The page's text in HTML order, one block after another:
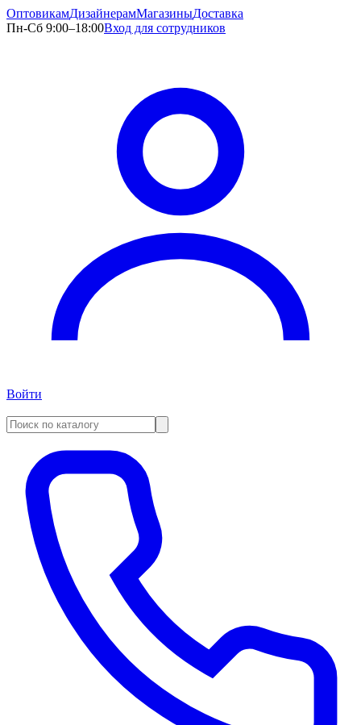
ОптовикамДизайнерамМагазиныДоставка
Пн-Сб 9:00–18:00Вход для сотрудников
Войти